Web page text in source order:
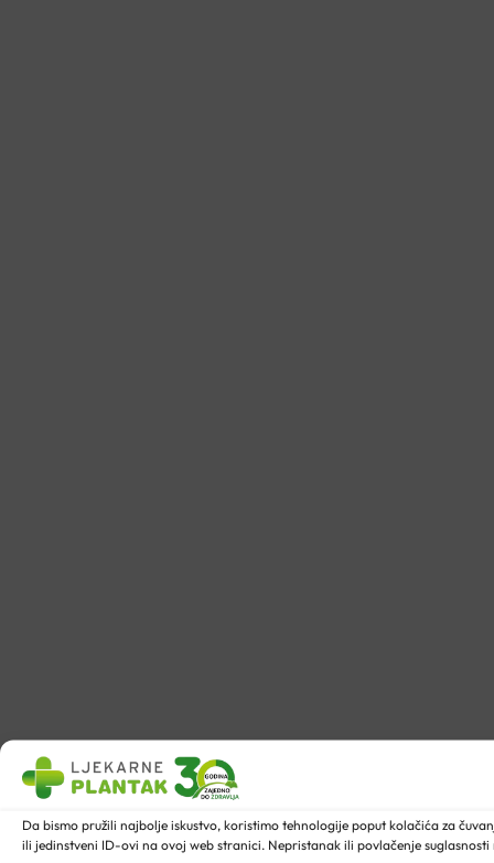
Da bismo pružili najbolje iskustvo, koristimo tehnologije poput kolačića za
ili jedinstveni ID-ovi na ovoj web stranici. Nepristanak ili povlačenje